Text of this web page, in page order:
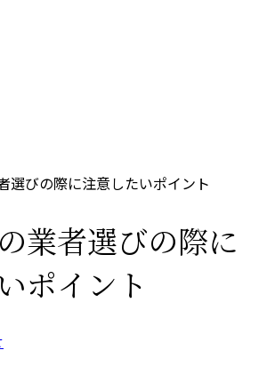
選びの際に注意したいポイント
業者選びの際に
ポイント